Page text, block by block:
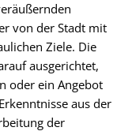
von der Stadt mit
Ziele. Die
ausgerichtet,
oder ein Angebot
aus der
der